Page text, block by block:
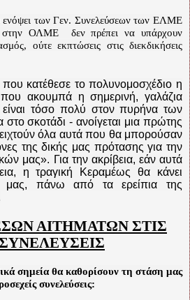
ενόψει των Γεν. Συνελεύσεων των ΕΛΜΕ
στην ΟΛΜΕ
δεν πρέπει να υπάρχουν
ούτε εκπτώσεις στις διεκδικήσεις
που κατέθεσε το πολυνομοσχέδιο η
ακουμπά η σημερινή, γαλάζια
είναι τόσο πολύ στον πυρήνα των
σκοτάδι - ανοίγεται μια πρώτης
όλα αυτά που θα μπορούσαν
της δικής μας πρότασης για την
μας». Για την ακρίβεια, εάν αυτά
η τραγική Κεραμέως θα κάνει
πάνω από τα ερείπια της
ΑΙΤΗΜΑΤΩΝ ΣΤΙΣ
σημεία θα καθορίσουν τη στάση μας
συνελεύσεις: